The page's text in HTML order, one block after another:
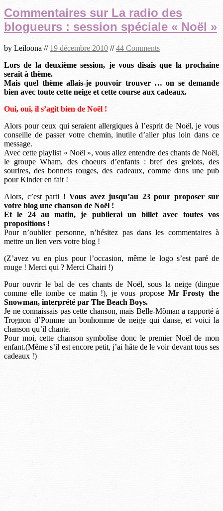
Commentaires sur La radio des
blogueurs : session spéciale « Noël »
by Leiloona // 19 décembre 2010 //44 Comments
Lors de la deuxième session, je vous disais que la prochaine
serait à thème.
Mais quel thème allais-je pouvoir trouver … on se demande
bien avec toute cette neige et cette course aux cadeaux.
Oui, oui, il s’agit bien de Noël !
Alors pour ceux qui seraient allergiques à l’esprit de Noël, je vous
conseille de passer votre chemin, inutile d’aller plus loin dans ce
message.
Avec cette playlist « Noël », vous allez entendre des chants de Noël,
le groupe Wham, des choeurs d’enfants : bref des grelots, des
sourires, des bonnets rouges, des cadeaux, comme dans une pub
pour Kinder en fait !
Alors, c’est parti ! Vous avez jusqu’au 23 pour proposer sur
votre blog une chanson de Noël !
Et le 24 au matin, je publierai un billet avec toutes vos
propositions !
Pour n’oublier personne, n’hésitez pas dans les commentaires à
mettre un lien vers votre blog !
(Z’avez vu en plus pour l’occasion, même le logo s’est paré de
rouge ! Merci qui ? Merci Chairi !)
Pour ouvrir le bal de ces chants de Noël, sous la neige (dingue
comme elle tombe ce matin !), je vous propose Mr Frosty the
Snowman, interprété par The Beach Boys.
Je ne connaissais pas cette chanson, mais Belle-Môman a rapporté à
Trognon d’Pomme un bonhomme de neige qui danse, et voici la
chanson qu’il chante.
Pour moi, cette chanson symbolise donc le premier Noël de mon
enfant.(Même s’il est encore petit, j’ai hâte de le voir devant tous ses
cadeaux !)